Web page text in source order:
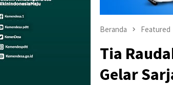
Beranda Featured
Tia
Gelar